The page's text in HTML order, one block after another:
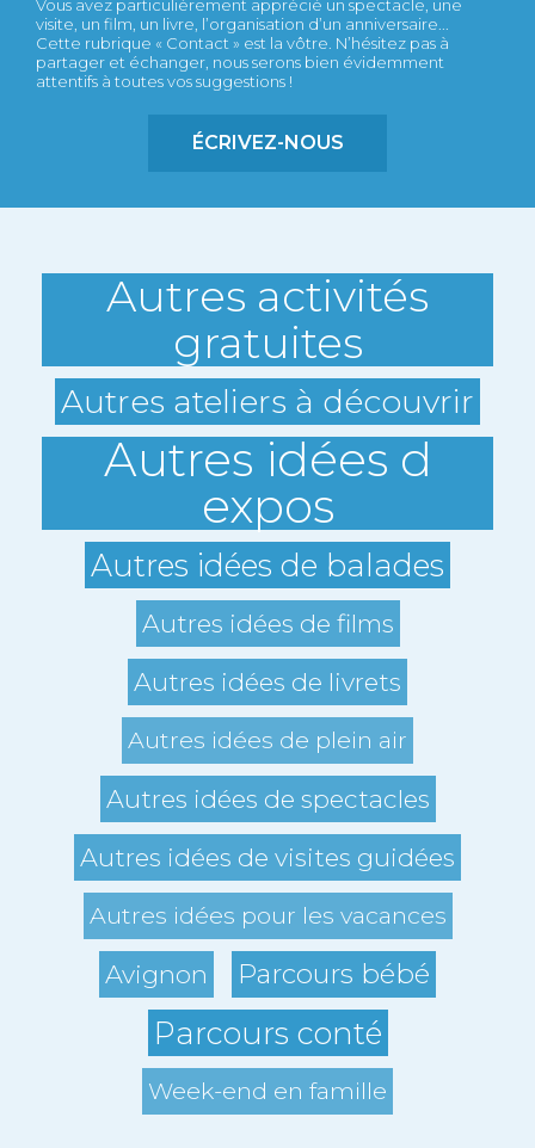
Vous avez particulièrement apprécié un spectacle, une
visite, un film, un livre, l’organisation d’un anniversaire...
Cette rubrique « Contact » est la vôtre. N’hésitez pas à
partager et échanger, nous serons bien évidemment
attentifs à toutes vos suggestions !
ÉCRIVEZ-NOUS
Autres activités
gratuites
Autres ateliers à découvrir
Autres idées d
expos
Autres idées de balades
Autres idées de films
Autres idées de livrets
Autres idées de plein air
Autres idées de spectacles
Autres idées de visites guidées
Autres idées pour les vacances
Avignon Parcours bébé
Parcours conté
Week-end en famille